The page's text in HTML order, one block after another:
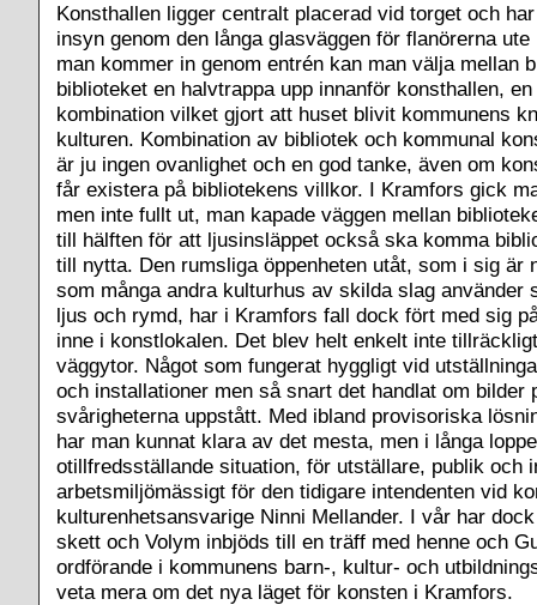
Konsthallen ligger centralt placerad vid torget och
insyn genom den långa glasväggen för flanörerna ute
man kommer in genom entrén kan man välja mellan
biblioteket en halvtrappa upp innanför konsthallen,
kombination vilket gjort att huset blivit kommunens
kulturen. Kombination av bibliotek och kommunal
är ju ingen ovanlighet och en god tanke, även om
får existera på bibliotekens villkor. I Kramfors gick
men inte fullt ut, man kapade väggen mellan
till hälften för att ljusinsläppet också ska komma
till nytta. Den rumsliga öppenheten utåt, som i sig är
som många andra kulturhus av skilda slag använder
ljus och rymd, har i Kramfors fall dock fört med sig
inne i konstlokalen. Det blev helt enkelt inte
väggytor. Något som fungerat hyggligt vid
och installationer men så snart det handlat om bilder
svårigheterna uppstått. Med ibland provisoriska
har man kunnat klara av det mesta, men i långa
otillfredsställande situation, för utställare, publik och
arbetsmiljömässigt för den tidigare intendenten vid
kulturenhetsansvarige Ninni Mellander. I vår har
skett och Volym inbjöds till en träff med henne och
ordförande i kommunens barn-, kultur- och
veta mera om det nya läget för konsten i Kramfors.